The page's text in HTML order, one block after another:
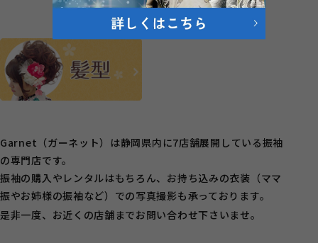
Garnet（ガーネット）は静岡県内に7店舗展開している振袖
の専門店です。
振袖の購入やレンタルはもちろん、お持ち込みの衣装（ママ
振やお姉様の振袖など）での写真撮影も承っております。
是非一度、お近くの店舗までお問い合わせ下さいませ。